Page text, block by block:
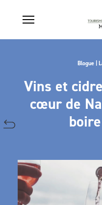
Blogue |
Vins et
cœur de